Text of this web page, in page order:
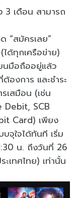
3 เดือน สามารถ
“สมัครเลย”
ด้ทุกเครือข่าย)
มือถืออยู่แล้ว
องการ และชำระ
เสมือน (เช่น
Debit, SCB
Card) เพียง
จุใจได้ทันที เริ่ม
น. ถึงวันที่ 26
เทศไทย) เท่านั้น